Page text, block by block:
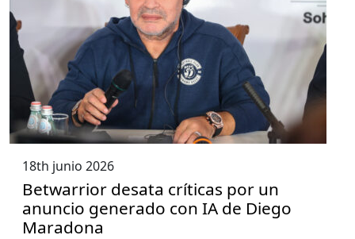
18th junio 2026
Betwarrior desata críticas por un
anuncio generado con IA de Diego
Maradona